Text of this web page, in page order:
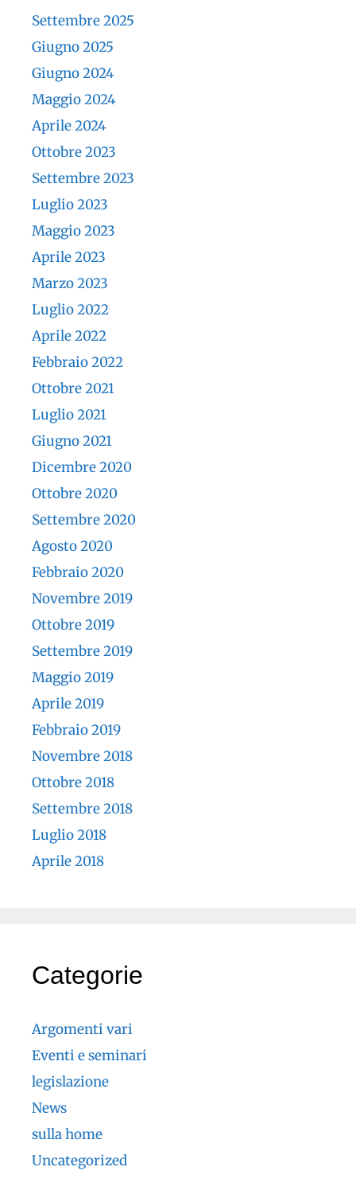
Settembre 2025
Giugno 2025
Giugno 2024
Maggio 2024
Aprile 2024
Ottobre 2023
Settembre 2023
Luglio 2023
Maggio 2023
Aprile 2023
Marzo 2023
Luglio 2022
Aprile 2022
Febbraio 2022
Ottobre 2021
Luglio 2021
Giugno 2021
Dicembre 2020
Ottobre 2020
Settembre 2020
Agosto 2020
Febbraio 2020
Novembre 2019
Ottobre 2019
Settembre 2019
Maggio 2019
Aprile 2019
Febbraio 2019
Novembre 2018
Ottobre 2018
Settembre 2018
Luglio 2018
Aprile 2018
Categorie
Argomenti vari
Eventi e seminari
legislazione
News
sulla home
Uncategorized